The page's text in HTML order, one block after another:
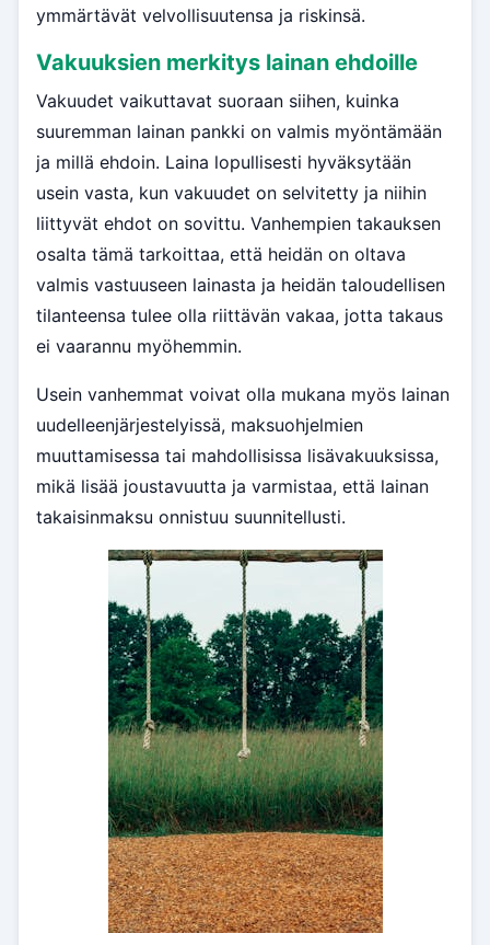
ymmärtävät velvollisuutensa ja riskinsä.
Vakuuksien merkitys lainan ehdoille
Vakuudet vaikuttavat suoraan siihen, kuinka
suuremman lainan pankki on valmis myöntämään
ja millä ehdoin. Laina lopullisesti hyväksytään
usein vasta, kun vakuudet on selvitetty ja niihin
liittyvät ehdot on sovittu. Vanhempien takauksen
osalta tämä tarkoittaa, että heidän on oltava
valmis vastuuseen lainasta ja heidän taloudellisen
tilanteensa tulee olla riittävän vakaa, jotta takaus
ei vaarannu myöhemmin.
Usein vanhemmat voivat olla mukana myös lainan
uudelleenjärjestelyissä, maksuohjelmien
muuttamisessa tai mahdollisissa lisävakuuksissa,
mikä lisää joustavuutta ja varmistaa, että lainan
takaisinmaksu onnistuu suunnitellusti.